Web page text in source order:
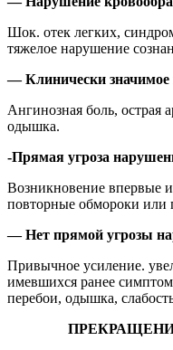
Шок. отек легких,
тяжелое нарушение
— Клинически
Ангинозная боль, острая
одышка.
-Прямая угроза
Возникновение впервые
повторные обмороки
— Нет прямой угрозы
Привычное усиление.
имевшихся ранее
перебои, одышка,